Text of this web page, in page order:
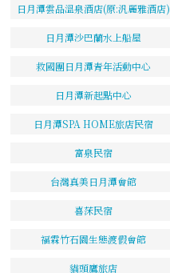
日月潭雲品溫泉酒店(原:汎麗雅酒店)
日月潭沙巴蘭水上船屋
救國團日月潭青年活動中心
日月潭新起點中心
日月潭SPA HOME旅店民宿
富泉民宿
台灣真美日月潭會館
喜莯民宿
福霖竹石園生態渡假會館
貓頭鷹旅店